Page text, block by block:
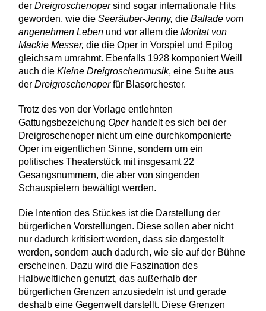
derDreigroschenopersind sogar internationale Hits
geworden, wie dieSeeräuber-Jenny, dieBallade vom
angenehmen Leben und vor allem dieMoritat von
Mackie Messer, die die Oper in Vorspiel und Epilog
gleichsam umrahmt. Ebenfalls 1928 komponiert Weill
auch dieKleine Dreigroschenmusik, eine Suite aus
derDreigroschenoperfür Blasorchester.
Trotz des von der Vorlage entlehnten
GattungsbezeichungOperhandelt es sich bei der
Dreigroschenoper nicht um eine durchkomponierte
Oper im eigentlichen Sinne, sondern um ein
politisches Theaterstück mit insgesamt 22
Gesangsnummern, die aber von singenden
Schauspielern bewältigt werden.
Die Intention des Stückes ist die Darstellung der
bürgerlichen Vorstellungen. Diese sollen aber nicht
nur dadurch kritisiert werden, dass sie dargestellt
werden, sondern auch dadurch, wie sie auf der Bühne
erscheinen. Dazu wird die Faszination des
Halbweltlichen genutzt, das außerhalb der
bürgerlichen Grenzen anzusiedeln ist und gerade
deshalb eine Gegenwelt darstellt. Diese Grenzen